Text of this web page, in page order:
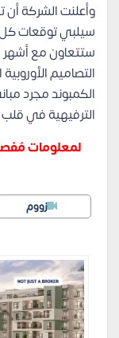
وأعلنت الشركة
سيلبي توقعات كل
ستتعاون مع أشهر
التصاميم
الكمبوند مجرد
الترفيهية في قلب
لمعلومات
زووم